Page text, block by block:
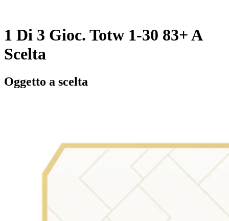
1 Di 3 Gioc. Totw 1-30 83+ A
Scelta
Oggetto a scelta